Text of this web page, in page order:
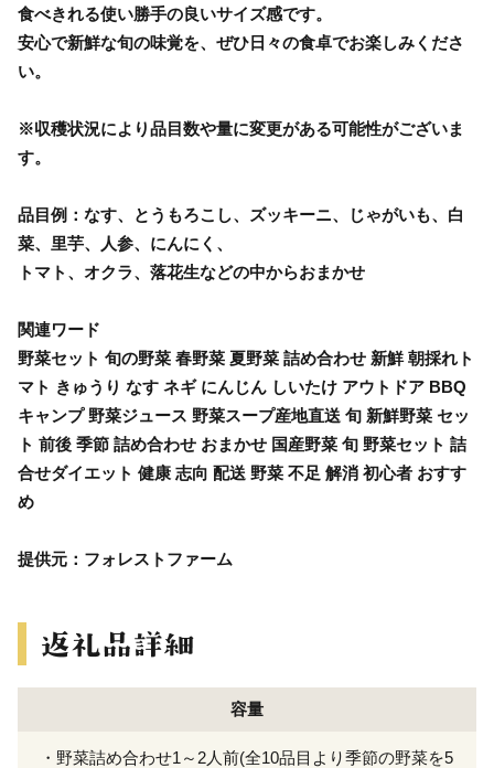
食べきれる使い勝手の良いサイズ感です。
安心で新鮮な旬の味覚を、ぜひ日々の食卓でお楽しみくださ
い。
※収穫状況により品目数や量に変更がある可能性がございま
す。
品目例：なす、とうもろこし、ズッキーニ、じゃがいも、白
菜、里芋、人参、にんにく、
トマト、オクラ、落花生などの中からおまかせ
関連ワード
野菜セット 旬の野菜 春野菜 夏野菜 詰め合わせ 新鮮 朝採れト
マト きゅうり なす ネギ にんじん しいたけ アウトドア BBQ
キャンプ 野菜ジュース 野菜スープ産地直送 旬 新鮮野菜 セッ
ト 前後 季節 詰め合わせ おまかせ 国産野菜 旬 野菜セット 詰
合せダイエット 健康 志向 配送 野菜 不足 解消 初心者 おすす
め
提供元：フォレストファーム
容量
・野菜詰め合わせ1～2人前(全10品目より季節の野菜を5